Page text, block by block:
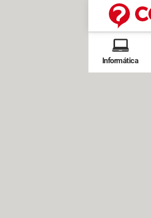
Informática